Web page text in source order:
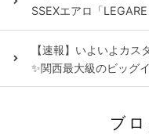
SSEXエアロ「
【速報】いよいよカ
✨関西最大級のビッグ
ブ